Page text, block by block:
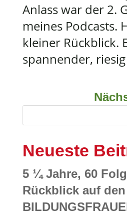
Anlass war der 2.
meines Podcasts.
kleiner Rückblick.
spannender,
Neueste
5 ¼ Jahre, 60
Rückblick auf den